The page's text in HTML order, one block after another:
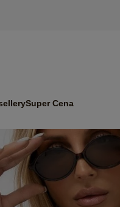
Super Cena